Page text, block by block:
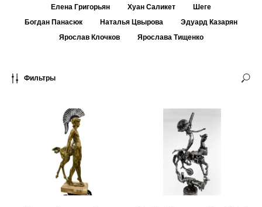
Елена Григорьян
Хуан Саликет
Шеге
Богдан Панасюк
Наталья Цвырова
Эдуард Казарян
Ярослав Клочков
Ярослава Тищенко
Фильтры